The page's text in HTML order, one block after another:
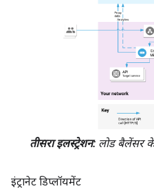
तीसरा इलस्ट्रेशन: लोड बैलेंसर के
इंट्रानेट डिप्लॉयमेंट